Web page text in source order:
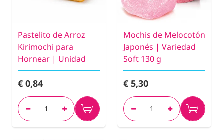
Pastelito de Arroz
Kirimochi para
Hornear | Unidad
€ 0,84
Mochis de Melocotón
Japonés | Variedad
Soft 130 g
€ 5,30